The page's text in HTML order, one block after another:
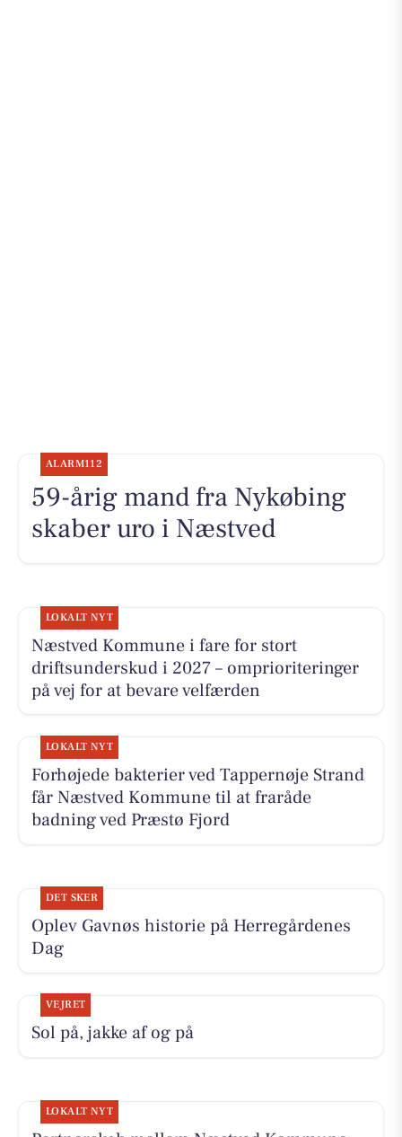
ALARM112
59-årig mand fra Nykøbing
skaber uro i Næstved
LOKALT NYT
Næstved Kommune i fare for stort
driftsunderskud i 2027 – omprioriteringer
på vej for at bevare velfærden
LOKALT NYT
Forhøjede bakterier ved Tappernøje Strand
får Næstved Kommune til at fraråde
badning ved Præstø Fjord
DET SKER
Oplev Gavnøs historie på Herregårdenes
Dag
VEJRET
Sol på, jakke af og på
LOKALT NYT